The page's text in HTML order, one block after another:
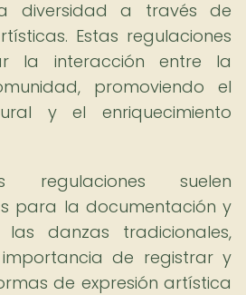
diversidad a través de
Estas regulaciones
la interacción entre la
promoviendo el
y el enriquecimiento
regulaciones suelen
para la documentación y
las danzas tradicionales,
de registrar y
de expresión artística